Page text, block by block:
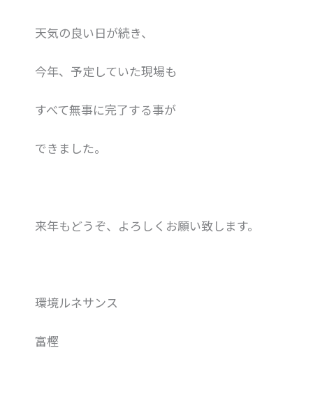
天気の良い日が続き、
今年、予定していた現場も
すべて無事に完了する事が
できました。
来年もどうぞ、よろしくお願い致します。
環境ルネサンス
富樫